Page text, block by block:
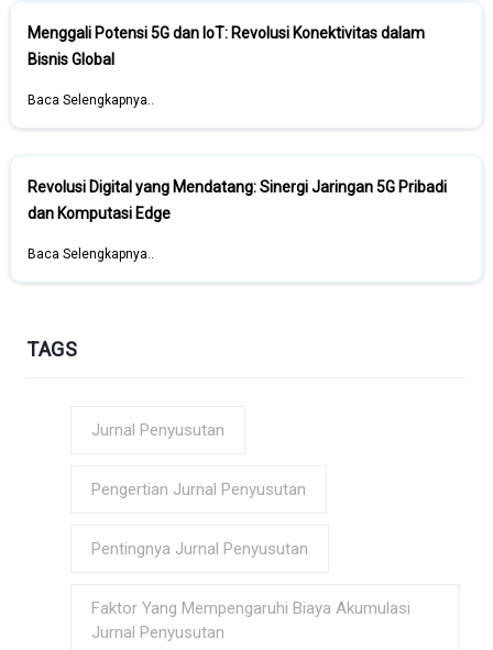
Menggali Potensi 5G dan IoT: Revolusi Konektivitas dalam
Bisnis Global
Baca Selengkapnya..
Revolusi Digital yang Mendatang: Sinergi Jaringan 5G Pribadi
dan Komputasi Edge
Baca Selengkapnya..
TAGS
Jurnal Penyusutan
Pengertian Jurnal Penyusutan
Pentingnya Jurnal Penyusutan
Faktor Yang Mempengaruhi Biaya Akumulasi
Jurnal Penyusutan